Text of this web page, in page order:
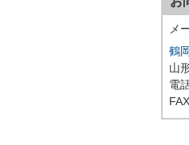
メ
鶴
山
電